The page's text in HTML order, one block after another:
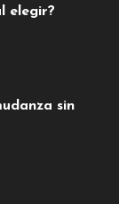
elegir?
sin